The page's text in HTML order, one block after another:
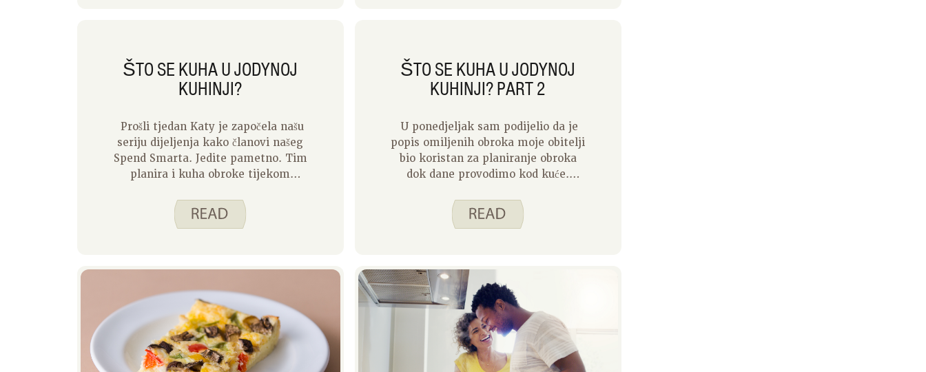
kada je u pitanju planiranje naših
tjednih obroka.
ŠTO SE KUHA U JODYNOJ
KUHINJI?
Prošli tjedan Katy je započela našu
seriju dijeljenja kako članovi našeg
Spend Smarta. Jedite pametno. Tim
planira i kuha obroke tijekom
podijeliti ono što kuham u kuhinji!
ŠTO SE KUHA U JODYNOJ
KUHINJI? PART 2
U ponedjeljak sam podijelio da je
popis omiljenih obroka moje obitelji
bio koristan za planiranje obroka
dok dane provodimo kod kuće.
omiljenih koje planiram napraviti.
Obično smo u pokretu i planiram
kuhati. Sada kada smo tek kod kuće,
imam popis recepata koje mogu
napraviti i popodne biram što ćemo
imati za večeru. Ako kuham, onda
mogu birati! Mamino pravo! Za
doručak i ručak sve je jednostavno.
Ako želite neke ideje za užinu,